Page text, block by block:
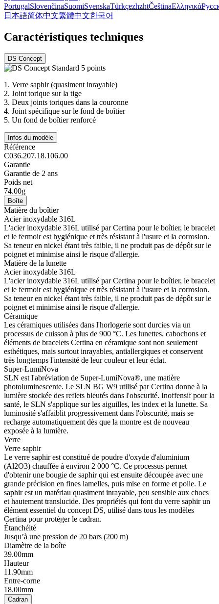
PortugalSlovenčinaSuomiSvenskaTürkçezhzhtČeštinaΕλληνικά
日本語简体中文繁體中文한국어
Caractéristiques techniques
DS Concept
1. Verre saphir (quasiment inrayable)
2. Joint torique sur la tige
3. Deux joints toriques dans la couronne
4. Joint spécifique sur le fond de boîtier
5. Un fond de boîtier renforcé
Infos du modèle
Référence
C036.207.18.106.00
Garantie
Garantie de 2 ans
Poids net
74.00g
Boîte
Matière du boîtier
Acier inoxydable 316L
L'acier inoxydable 316L utilisé par Certina pour le boîtier, le bracelet
et le fermoir est hygiénique et très résistant à l'usure et la corrosion.
Sa teneur en nickel étant très faible, il ne produit pas de dépôt sur le
poignet et minimise ainsi le risque d'allergie.
Matière de la lunette
Acier inoxydable 316L
L'acier inoxydable 316L utilisé par Certina pour le boîtier, le bracelet
et le fermoir est hygiénique et très résistant à l'usure et la corrosion.
Sa teneur en nickel étant très faible, il ne produit pas de dépôt sur le
poignet et minimise ainsi le risque d'allergie.
Céramique
Les céramiques utilisées dans l'horlogerie sont durcies via un
processus de cuisson à plus de 900 °C. Les lunettes, cabochons et
éléments de bracelets Certina en céramique sont non seulement
esthétiques, mais surtout inrayables, antiallergiques et conservent
très longtemps l'intensité de leur couleur et leur éclat.
Super-LumiNova
SLN est l'abréviation de Super-LumiNova®, une matière
photoluminescente. Le SLN BG W9 utilisé par Certina donne à la
lumière stockée des reflets bleutés dans l'obscurité. Inoffensif pour la
santé, le SLN s'applique sur les aiguilles, les index et la lunette. Sa
luminosité s'affaiblit progressivement dans l'obscurité, mais se
recharge automatiquement dès que la montre est de nouveau
exposée à la lumière.
Verre
Verre saphir
Le verre saphir est constitué de poudre d'oxyde d'aluminium
(Al2O3) chauffée à environ 2 000 °C. Ce processus permet
d'obtenir une bougie de saphir qui est ensuite découpée avec une
grande précision en fines lamelles, puis mise en forme et polie. Le
saphir est un matériau quasiment inrayable, peu sensible aux chocs
et hautement translucide. Des propriétés qui font du verre saphir un
élément essentiel du concept DS, utilisé dans tous les modèles
Certina pour protéger le cadran.
Étanchéité
Jusqu’à une pression de 20 bars (200 m)
Diamètre de la boîte
39.00mm
Hauteur
11.90mm
Entre-corne
18.00mm
Cadran